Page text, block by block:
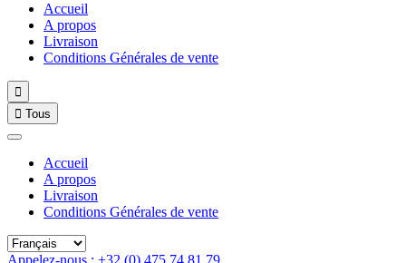
Accueil
A propos
Livraison
Conditions Générales de vente

 Tous
Accueil
A propos
Livraison
Conditions Générales de vente
Appelez-nous : +32 (0) 475 74 81 79